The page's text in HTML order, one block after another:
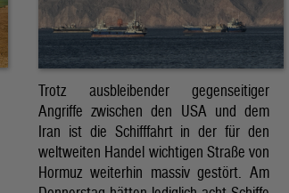
Trotz ausbleibender gegenseitiger
Angriffe zwischen den USA und dem
Iran ist die Schifffahrt in der für den
weltweiten Handel wichtigen Straße von
Hormuz weiterhin massiv gestört. Am